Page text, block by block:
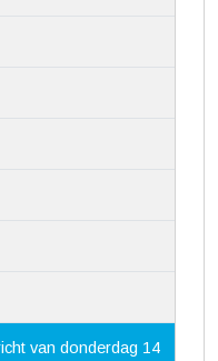
van donderdag 14